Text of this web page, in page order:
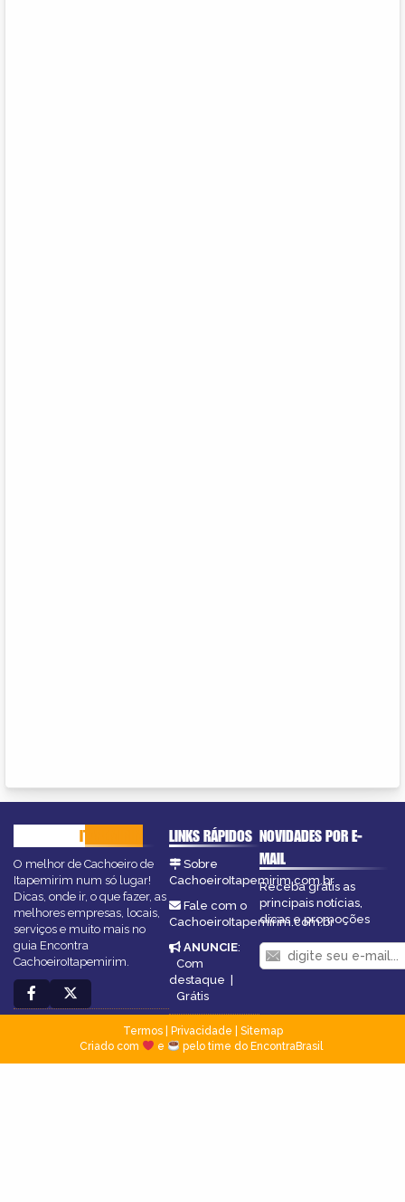
ITAPEMIRIM
O melhor de Cachoeiro de
Itapemirim num só lugar!
Dicas, onde ir, o que fazer, as
melhores empresas, locais,
serviços e muito mais no
guia Encontra
CachoeiroItapemirim.
LINKS RÁPIDOS
Sobre
CachoeiroItapemirim.com.br
Fale com o
CachoeiroItapemirim.com.br
ANUNCIE:
Com
destaque |
Grátis
NOVIDADES POR E-
MAIL
Receba grátis as
principais notícias,
dicas e promoções
Termos| Privacidade
Sitemap
Criado com
e pelo time do EncontraBrasil